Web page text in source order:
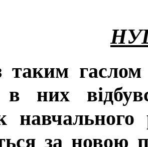
таким гаслом
них
за новою